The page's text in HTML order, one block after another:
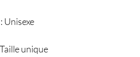
Unisexe
unique